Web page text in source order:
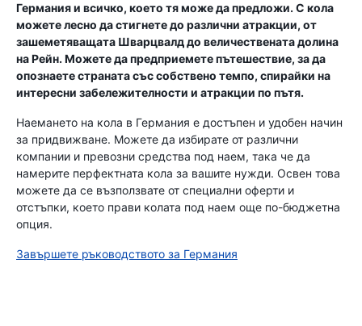
Германия и всичко, което тя може да предложи. С кола
можете лесно да стигнете до различни атракции, от
зашеметяващата Шварцвалд до величествената долина
на Рейн. Можете да предприемете пътешествие, за да
опознаете страната със собствено темпо, спирайки на
интересни забележителности и атракции по пътя.
Наемането на кола в Германия е достъпен и удобен начин
за придвижване. Можете да избирате от различни
компании и превозни средства под наем, така че да
намерите перфектната кола за вашите нужди. Освен това
можете да се възползвате от специални оферти и
отстъпки, което прави колата под наем още по-бюджетна
опция.
Завършете ръководството за Германия